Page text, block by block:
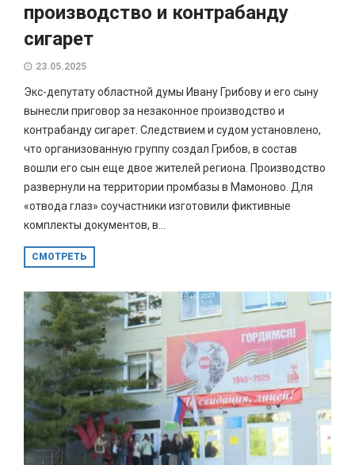
производство и контрабанду
сигарет
23.05.2025
Экс-депутату областной думы Ивану Грибову и его сыну
вынесли приговор за незаконное производство и
контрабанду сигарет. Следствием и судом установлено,
что организованную группу создал Грибов, в состав
вошли его сын еще двое жителей региона. Производство
развернули на территории промбазы в Мамоново. Для
«отвода глаз» соучастники изготовили фиктивные
комплекты документов, в...
СМОТРЕТЬ